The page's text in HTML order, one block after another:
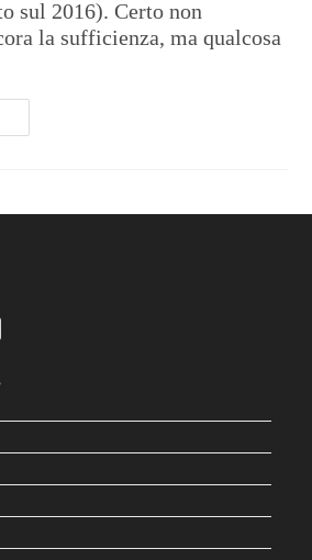
sul 2016). Certo non
la sufficienza, ma qualcosa